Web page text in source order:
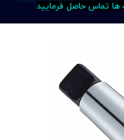
تماس حاصل فرمایید